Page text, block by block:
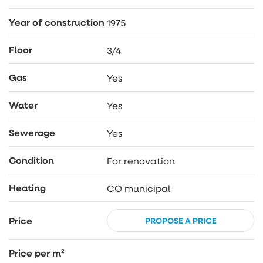
Year of construction1975
Floor 3/4
Gas Yes
Water Yes
Sewerage Yes
Condition For renovation
Heating CO municipal
Price PROPOSE A PRICE
Price per m²